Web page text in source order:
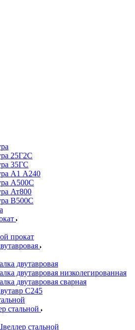
25Г2С
35ГС
А1 А240
А500С
Ат800
В500С
прокат
двутавровая
двутавровая низколегированная
двутавровая сварная
С245
стальной
стальной